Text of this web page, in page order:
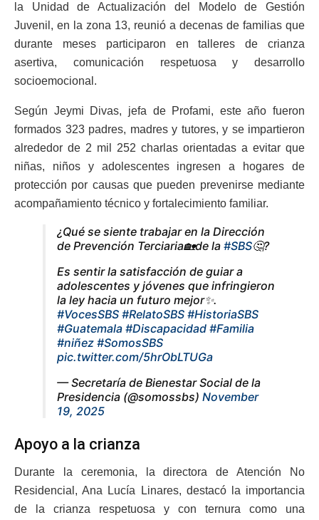
la Unidad de Actualización del Modelo de Gestión
Juvenil, en la zona 13, reunió a decenas de familias que
durante meses participaron en talleres de crianza
asertiva, comunicación respetuosa y desarrollo
socioemocional.
Según Jeymi Divas, jefa de Profami, este año fueron
formados 323 padres, madres y tutores, y se impartieron
alrededor de 2 mil 252 charlas orientadas a evitar que
niñas, niños y adolescentes ingresen a hogares de
protección por causas que pueden prevenirse mediante
acompañamiento técnico y fortalecimiento familiar.
¿Qué se siente trabajar en la Dirección
de Prevención Terciaria🏡de la #SBS🤔?
Es sentir la satisfacción de guiar a
adolescentes y jóvenes que infringieron
la ley hacia un futuro mejor✨.
#VocesSBS #RelatoSBS #HistoriaSBS
#Guatemala #Discapacidad #Familia
#niñez #SomosSBS
pic.twitter.com/5hrObLTUGa
— Secretaría de Bienestar Social de la
Presidencia (@somossbs) November
19, 2025
Apoyo a la crianza
Durante la ceremonia, la directora de Atención No
Residencial, Ana Lucía Linares, destacó la importancia
de la crianza respetuosa y con ternura como una